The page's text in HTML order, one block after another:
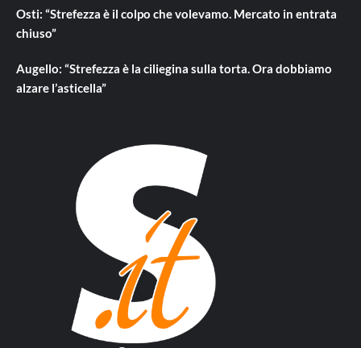
Osti: “Strefezza è il colpo che volevamo. Mercato in entrata
chiuso”
Augello: “Strefezza è la ciliegina sulla torta. Ora dobbiamo
alzare l’asticella”